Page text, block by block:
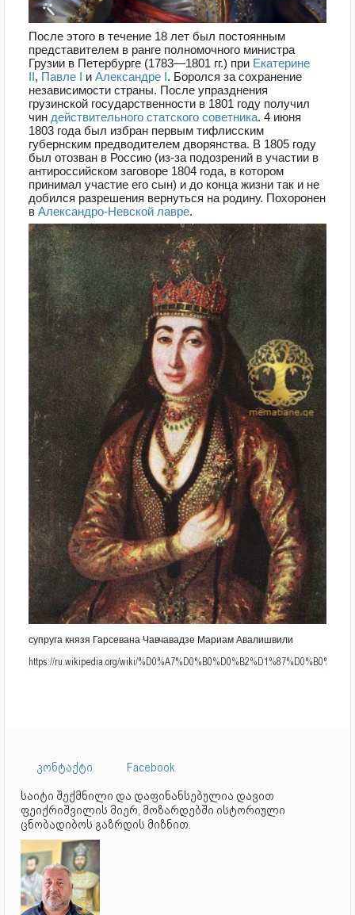
После этого в течение 18 лет был постоянным
представителем в ранге полномочного министра
Грузии в Петербурге (1783—1801 гг.) при Екатерине
II, Павле I и Александре I. Боролся за сохранение
независимости страны. После упразднения
грузинской государственности в 1801 году получил
чин действительного статского советника. 4 июня
1803 года был избран первым тифлисским
губернским предводителем дворянства. В 1805 году
был отозван в Россию (из-за подозрений в участии в
антироссийском заговоре 1804 года, в котором
принимал участие его сын) и до конца жизни так и не
добился разрешения вернуться на родину. Похоронен
в Александро-Невской лавре.
супруга князя Гарсевана Чавчавадзе Мариам Авалишвили
https://ru.wikipedia.org/wiki/
კონტაქტი
Facebook
საიტი შექმნილი და დაფინანსებულია დავით
ფეიქრიშვილის მიერ, მოზარდებში ისტორიული
ცნობადიბოს გაზრდის მიზნით.